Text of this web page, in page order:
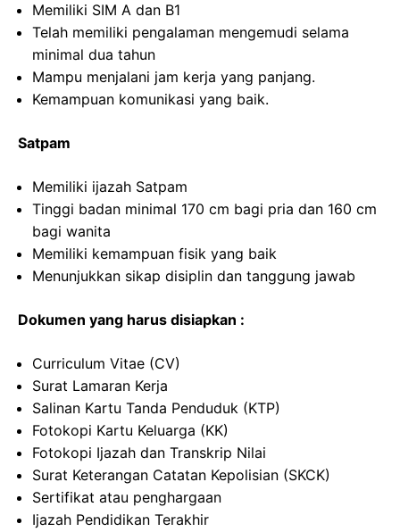
Memiliki SIM A dan B1
Telah memiliki pengalaman mengemudi selama
minimal dua tahun
Mampu menjalani jam kerja yang panjang.
Kemampuan komunikasi yang baik.
Satpam
Memiliki ijazah Satpam
Tinggi badan minimal 170 cm bagi pria dan 160 cm
bagi wanita
Memiliki kemampuan fisik yang baik
Menunjukkan sikap disiplin dan tanggung jawab
Dokumen yang harus disiapkan :
Curriculum Vitae (CV)
Surat Lamaran Kerja
Salinan Kartu Tanda Penduduk (KTP)
Fotokopi Kartu Keluarga (KK)
Fotokopi Ijazah dan Transkrip Nilai
Surat Keterangan Catatan Kepolisian (SKCK)
Sertifikat atau penghargaan
Ijazah Pendidikan Terakhir